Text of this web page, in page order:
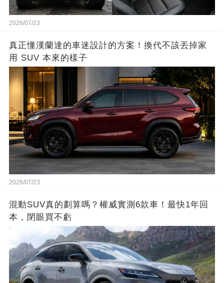
2026/07/23
真正懂漢蘭達的車迷設計的方案！換代不該丟掉家
用 SUV 本來的樣子
2026/07/23
混動SUV真的劃算嗎？權威實測6款車！最快1年回
本，閉眼買不虧